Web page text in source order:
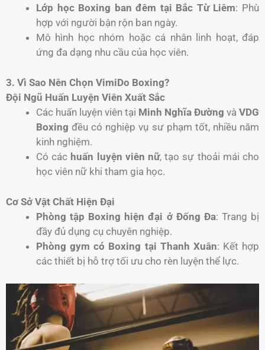
Lớp học Boxing ban đêm tại Bắc Từ Liêm: Phù
hợp với người bận rộn ban ngày.
Mô hình học nhóm hoặc cá nhân linh hoạt, đáp
ứng đa dạng nhu cầu của học viên.
3. Vì Sao Nên Chọn VimiDo Boxing?
Đội Ngũ Huấn Luyện Viên Xuất Sắc
Các huấn luyện viên tại Minh Nghĩa Đường và VDG
Boxing đều có nghiệp vụ sư phạm tốt, nhiều năm
kinh nghiệm.
Có các huấn luyện viên nữ, tạo sự thoải mái cho
học viên nữ khi tham gia học.
Cơ Sở Vật Chất Hiện Đại
Phòng tập Boxing hiện đại ở Đống Đa: Trang bị
đầy đủ dụng cụ chuyên nghiệp.
Phòng gym có Boxing tại Thanh Xuân: Kết hợp
các thiết bị hỗ trợ tối ưu cho rèn luyện thể lực.